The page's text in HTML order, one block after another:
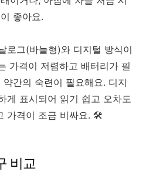
좋아요.
로그(바늘형)와 디지털 방식이
가격이 저렴하고 배터리가 필
간의 숙련이 필요해요. 디지
게 표시되어 읽기 쉽고 오차도
가격이 조금 비싸요. 🛠️
비교